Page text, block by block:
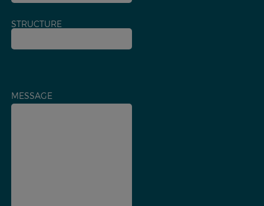
STRUCTURE
MESSAGE